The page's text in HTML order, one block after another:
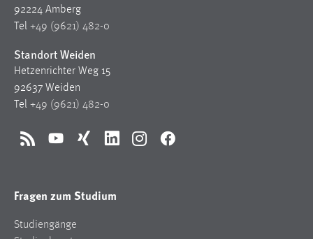
92224 Amberg
Tel +49 (9621) 482-0
Standort Weiden
Hetzenrichter Weg 15
92637 Weiden
Tel +49 (9621) 482-0
RSS YouTubeXing LinkedInInstagramFacebook
Fragen zum Studium
Studiengänge